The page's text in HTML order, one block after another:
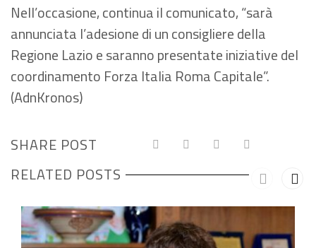
Nell’occasione, continua il comunicato, “sarà
annunciata l’adesione di un consigliere della
Regione Lazio e saranno presentate iniziative del
coordinamento Forza Italia Roma Capitale”.
(AdnKronos)
SHARE POST
RELATED POSTS